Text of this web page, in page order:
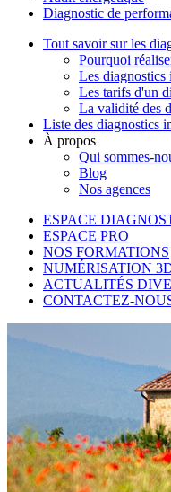
Diagnostic de
Tout savoir sur les
Pourquoi
Les
Les tarifs d'un
La validité des
Liste des diagnostics
À propos
Qui sommes-
Blog
Nos agences
ESPACE
ESPACE PRO
NOS FORMATIONS
NUMÉRISATION
ACTUALITÉS
CONTACTEZ-